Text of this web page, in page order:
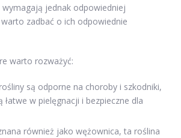
jednak odpowiedniej
zadbać o ich odpowiednie
warto rozważyć:
są odporne na choroby i szkodniki,
łatwe w pielęgnacji i bezpieczne dla
również jako wężownica, ta roślina